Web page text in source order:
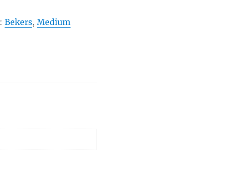
Bekers, Medium